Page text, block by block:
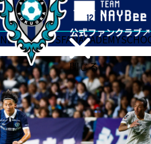
閉じる
NEWSGOODSFANACADEMY